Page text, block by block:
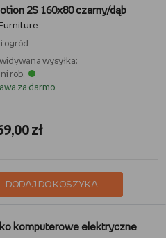
2S 160x80 czarny/dąb
i ogród
wysyłka:
rob.
za darmo
zł
DODAJ DO KOSZYKA
komputerowe elektryczne